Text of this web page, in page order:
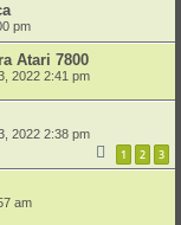
pm
Atari 7800
2022 2:41 pm
2022 2:38 pm
1 2 3
am